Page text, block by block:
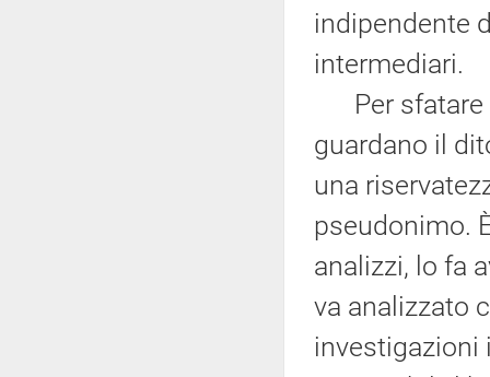
indipendente
intermediari.
Per sfatare
guardano il
una
pseudonimo.
analizzi, lo fa
va analizzato
investigazioni